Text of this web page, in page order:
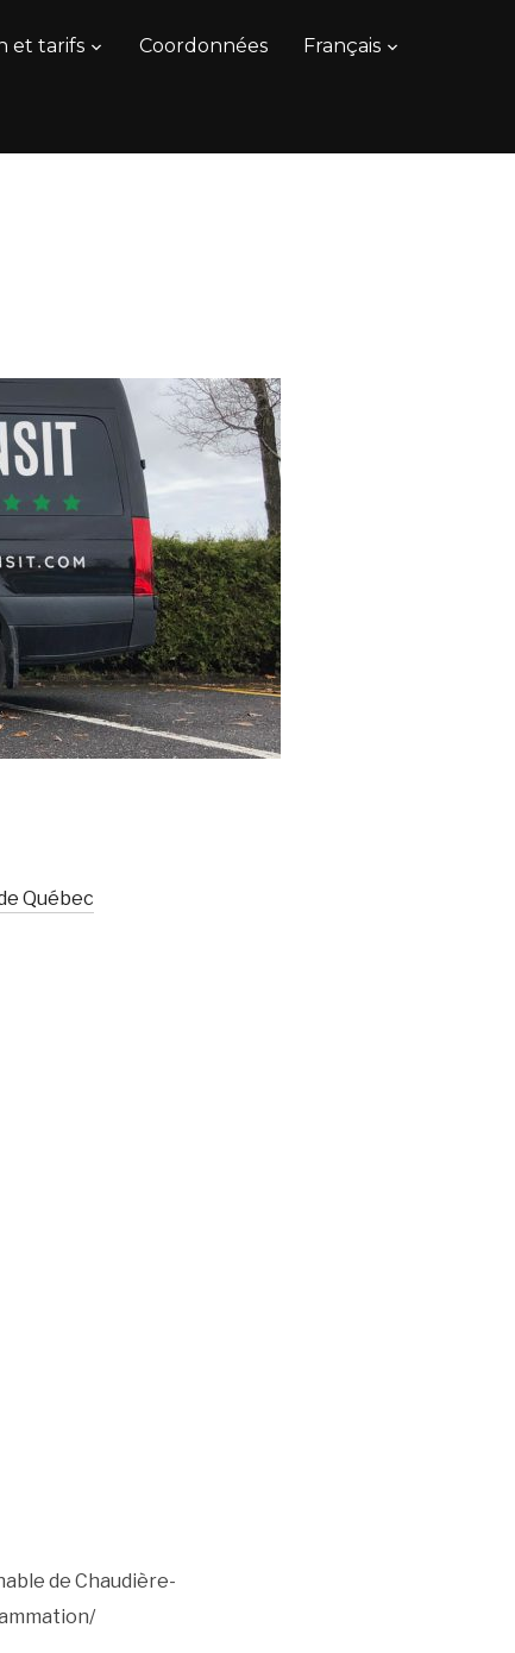
et tarifs Coordonnées Français
Québec
de Chaudière-